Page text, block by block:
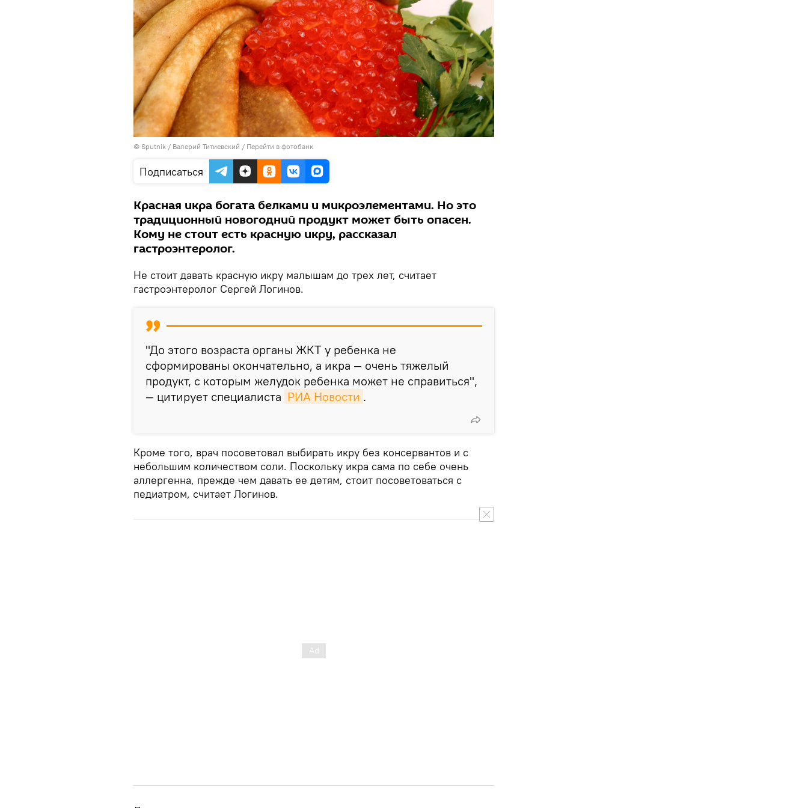
© Sputnik / Валерий Титиевский / Перейти в фотобанк
Подписаться
Красная икра богата белками и микроэлементами. Но это
традиционный новогодний продукт может быть опасен.
Кому не стоит есть красную икру, рассказал
гастроэнтеролог.
Не стоит давать красную икру малышам до трех лет, считает
гастроэнтеролог Сергей Логинов.
"До этого возраста органы ЖКТ у ребенка не
сформированы окончательно, а икра — очень тяжелый
продукт, с которым желудок ребенка может не справиться",
— цитирует специалиста РИА Новости .
Кроме того, врач посоветовал выбирать икру без консервантов и с
небольшим количеством соли. Поскольку икра сама по себе очень
аллергенна, прежде чем давать ее детям, стоит посоветоваться с
педиатром, считает Логинов.